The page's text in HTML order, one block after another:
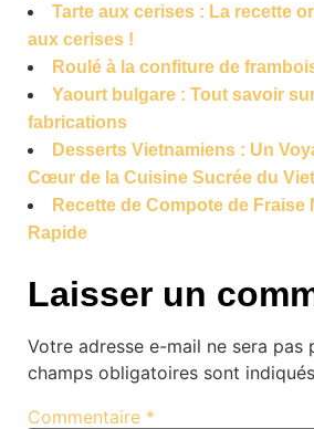
Tarte aux cerises : La recette
aux cerises !
Roulé à la confiture de
Yaourt bulgare : Tout savoir
fabrications
Desserts Vietnamiens : Un
Cœur de la Cuisine Sucrée du
Recette de Compote de Fraise
Rapide
Laisser un
Votre adresse e-mail ne sera pas
champs obligatoires sont
Commentaire *